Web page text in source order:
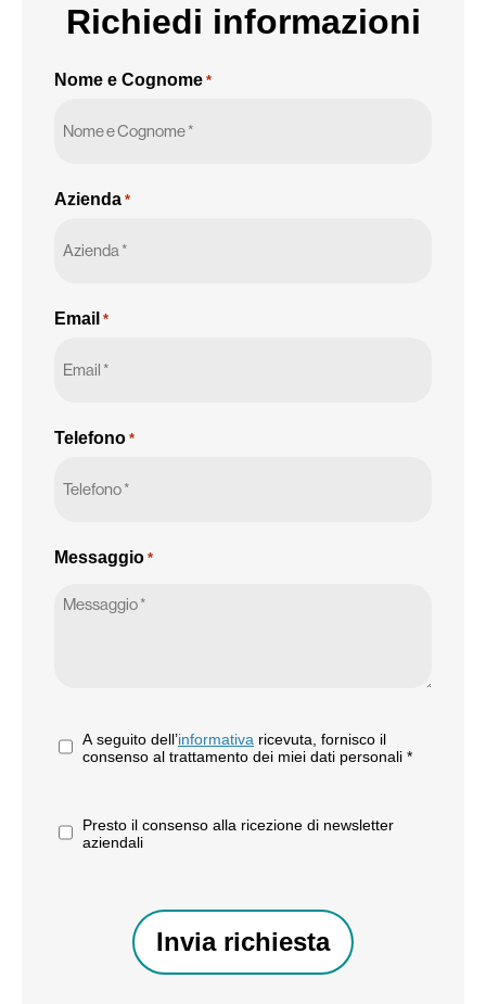
Richiedi informazioni
Nome e Cognome *
Azienda *
Email *
Telefono *
Messaggio *
A seguito dell’informativa ricevuta, fornisco il
consenso al trattamento dei miei dati personali *
Presto il consenso alla ricezione di newsletter
aziendali